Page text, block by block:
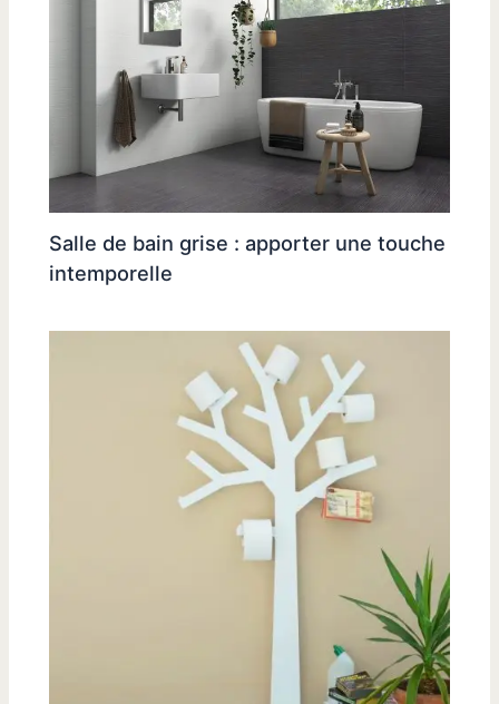
Salle de bain grise : apporter une touche
intemporelle